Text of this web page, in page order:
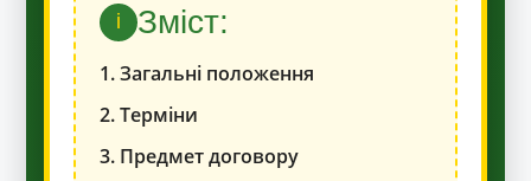
i Зміст:
1. Загальні положення
2. Терміни
3. Предмет договору